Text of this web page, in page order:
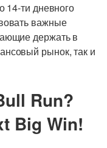
14-ти дневного
важные
держать в
рынок, так и
Run?
Big Win!